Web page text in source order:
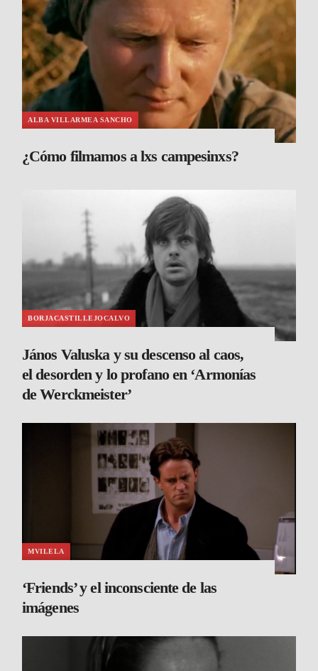
ALBA VILLARMEA SANCHO
¿Cómo filmamos a lxs campesinxs?
BORJACASTILLEJOCALVO
János Valuska y su descenso al caos,
el desorden y lo profano en ‘Armonías
de Werckmeister’
MVILELA
‘Friends’ y el inconsciente de las
imágenes